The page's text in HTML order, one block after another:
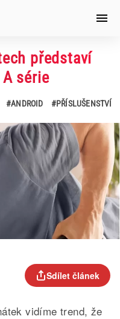
představí
série
#ANDROID #PŘÍSLUŠENSTVÍ
Sdílet článek
vidíme trend, že